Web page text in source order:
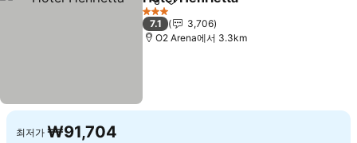
공유 즐겨찾기에 추가
3 성급
7.1
3,706
O2 Arena에서 3.3km
최저가 ₩91,704